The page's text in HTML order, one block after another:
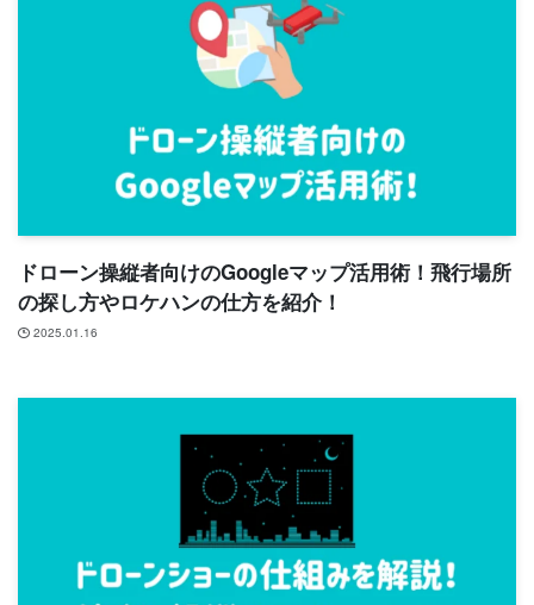
ドローン操縦者向けのGoogleマップ活用術！飛行場所
の探し方やロケハンの仕方を紹介！
2025.01.16